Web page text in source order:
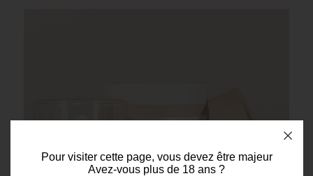
Pour visiter cette page, vous devez être majeur
Avez-vous plus de 18 ans ?